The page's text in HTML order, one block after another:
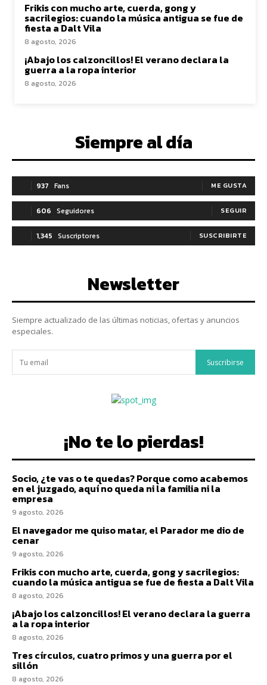
Frikis con mucho arte, cuerda, gong y
sacrilegios: cuando la música antigua se fue de
fiesta a Dalt Vila
8 agosto, 2026
¡Abajo los calzoncillos! El verano declara la
guerra a la ropa interior
8 agosto, 2026
Siempre al día
937 Fans ME GUSTA
606 Seguidores SEGUIR
1,345 Suscriptores SUSCRIBIRTE
Newsletter
Siempre actualizado de las últimas noticias, ofertas y anuncios
especiales.
Suscribirse
¡No te lo pierdas!
Socio, ¿te vas o te quedas? Porque como acabemos
en el juzgado, aquí no queda ni la familia ni la
empresa
9 agosto, 2026
El navegador me quiso matar, el Parador me dio de
cenar
9 agosto, 2026
Frikis con mucho arte, cuerda, gong y sacrilegios:
cuando la música antigua se fue de fiesta a Dalt Vila
8 agosto, 2026
¡Abajo los calzoncillos! El verano declara la guerra
a la ropa interior
8 agosto, 2026
Tres círculos, cuatro primos y una guerra por el
sillón
8 agosto, 2026